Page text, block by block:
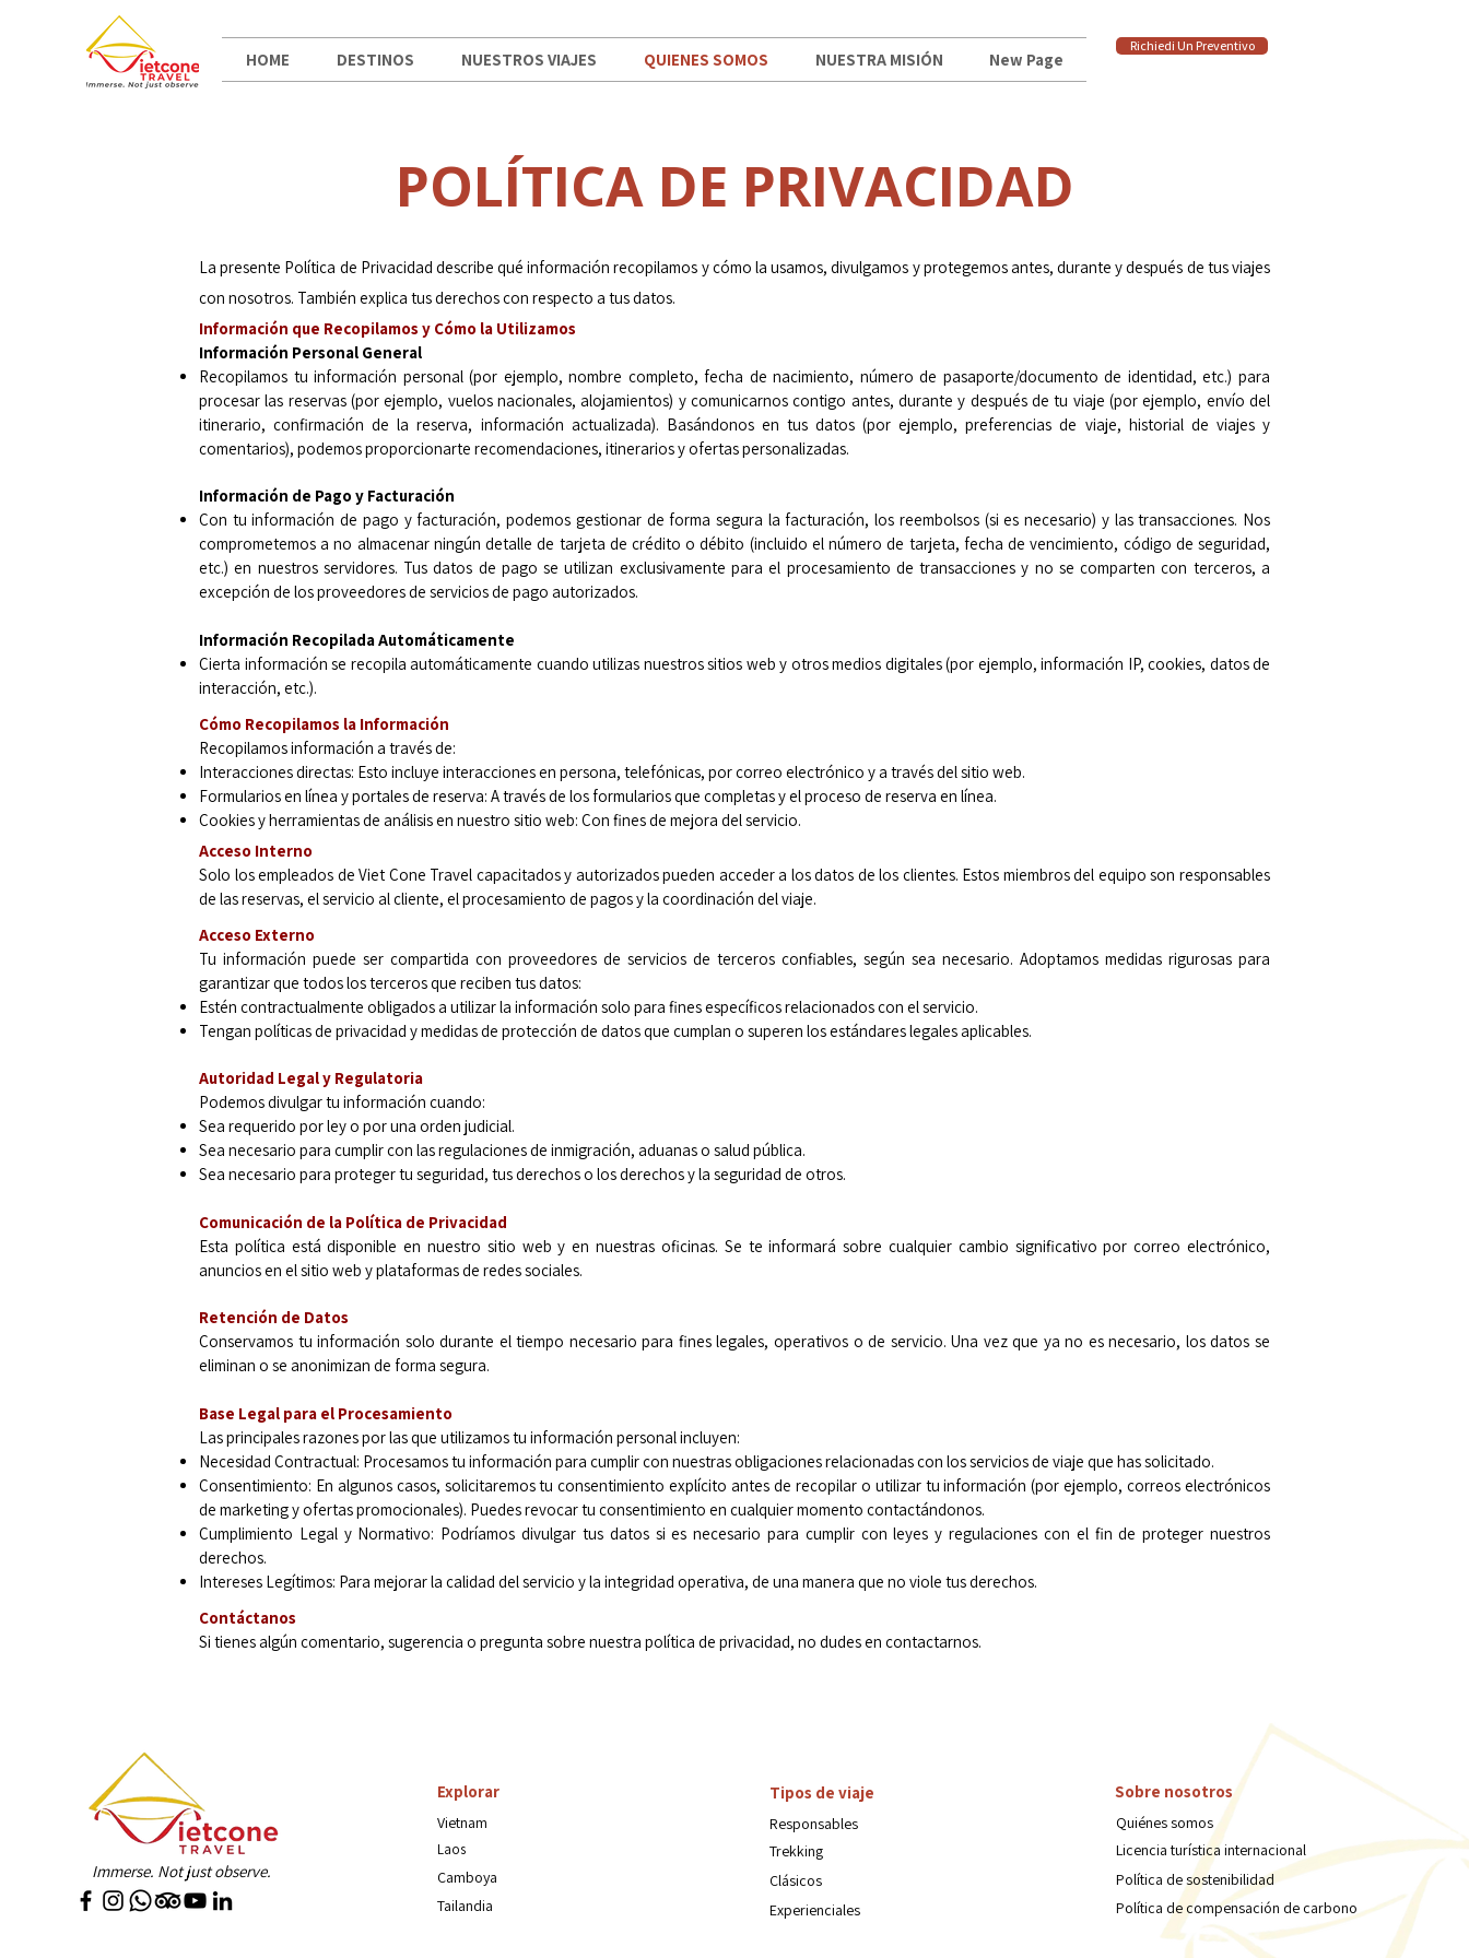
HOME DESTINOS NUESTROS VIAJES QUIENES SOMOS NUESTRA MISIÓN New Page
Richiedi Un Preventivo
POLÍTICA DE PRIVACIDAD
La presente Política de Privacidad describe qué información recopilamos y cómo la usamos, divulgamos y protegemos antes, durante y después de tus viajes
con nosotros. También explica tus derechos con respecto a tus datos.
Información que Recopilamos y Cómo la Utilizamos
Información Personal General​
Recopilamos tu información personal (por ejemplo, nombre completo, fecha de nacimiento, número de pasaporte/documento de identidad, etc.) para
procesar las reservas (por ejemplo, vuelos nacionales, alojamientos) y comunicarnos contigo antes, durante y después de tu viaje (por ejemplo, envío del
itinerario, confirmación de la reserva, información actualizada). Basándonos en tus datos (por ejemplo, preferencias de viaje, historial de viajes y
comentarios), podemos proporcionarte recomendaciones, itinerarios y ofertas personalizadas.
Información de Pago y Facturación
Con tu información de pago y facturación, podemos gestionar de forma segura la facturación, los reembolsos (si es necesario) y las transacciones. Nos
comprometemos a no almacenar ningún detalle de tarjeta de crédito o débito (incluido el número de tarjeta, fecha de vencimiento, código de seguridad,
etc.) en nuestros servidores. Tus datos de pago se utilizan exclusivamente para el procesamiento de transacciones y no se comparten con terceros, a
excepción de los proveedores de servicios de pago autorizados.
Información Recopilada Automáticamente
Cierta información se recopila automáticamente cuando utilizas nuestros sitios web y otros medios digitales (por ejemplo, información IP, cookies, datos de
interacción, etc.).
Cómo Recopilamos la Información
Recopilamos información a través de:
Interacciones directas: Esto incluye interacciones en persona, telefónicas, por correo electrónico y a través del sitio web.
Formularios en línea y portales de reserva: A través de los formularios que completas y el proceso de reserva en línea.
Cookies y herramientas de análisis en nuestro sitio web: Con fines de mejora del servicio.
Acceso Interno
Solo los empleados de Viet Cone Travel capacitados y autorizados pueden acceder a los datos de los clientes. Estos miembros del equipo son responsables
de las reservas, el servicio al cliente, el procesamiento de pagos y la coordinación del viaje.
Acceso Externo
Tu información puede ser compartida con proveedores de servicios de terceros confiables, según sea necesario. Adoptamos medidas rigurosas para
garantizar que todos los terceros que reciben tus datos:
Estén contractualmente obligados a utilizar la información solo para fines específicos relacionados con el servicio.
Tengan políticas de privacidad y medidas de protección de datos que cumplan o superen los estándares legales aplicables.
Autoridad Legal y Regulatoria
Podemos divulgar tu información cuando:
Sea requerido por ley o por una orden judicial.
Sea necesario para cumplir con las regulaciones de inmigración, aduanas o salud pública.
Sea necesario para proteger tu seguridad, tus derechos o los derechos y la seguridad de otros.
Comunicación de la Política de Privacidad
Esta política está disponible en nuestro sitio web y en nuestras oficinas. Se te informará sobre cualquier cambio significativo por correo electrónico,
anuncios en el sitio web y plataformas de redes sociales.
Retención de Datos
Conservamos tu información solo durante el tiempo necesario para fines legales, operativos o de servicio. Una vez que ya no es necesario, los datos se
eliminan o se anonimizan de forma segura.
Base Legal para el Procesamiento
Las principales razones por las que utilizamos tu información personal incluyen:
Necesidad Contractual: Procesamos tu información para cumplir con nuestras obligaciones relacionadas con los servicios de viaje que has solicitado.
Consentimiento: En algunos casos, solicitaremos tu consentimiento explícito antes de recopilar o utilizar tu información (por ejemplo, correos electrónicos
de marketing y ofertas promocionales). Puedes revocar tu consentimiento en cualquier momento contactándonos.
Cumplimiento Legal y Normativo: Podríamos divulgar tus datos si es necesario para cumplir con leyes y regulaciones con el fin de proteger nuestros
derechos.
Intereses Legítimos: Para mejorar la calidad del servicio y la integridad operativa, de una manera que no viole tus derechos.
Contáctanos​
Si tienes algún comentario, sugerencia o pregunta sobre nuestra política de privacidad, no dudes en contactarnos.
Immerse. Not just observe.
Explorar
Vietnam
Laos
Camboya
Tailandia
Tipos de viaje
Responsables
Trekking
Clásicos
Experienciales
Sobre nosotros
Quiénes somos
Licencia turística internacional
Política de sostenibilidad
Política de compensación de carbono